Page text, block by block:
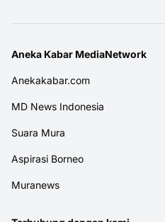
Aneka Kabar MediaNetwork
Anekakabar.com
MD News Indonesia
Suara Mura
Aspirasi Borneo
Muranews